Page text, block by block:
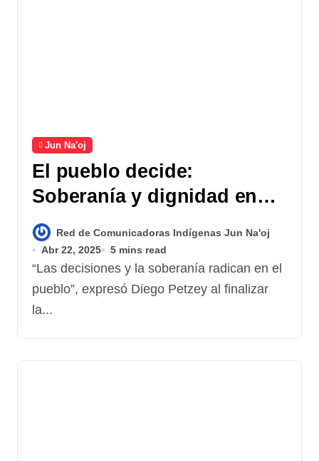
Jun Na'oj
El pueblo decide:
Soberanía y dignidad en
Santiago Atitlán
Red de Comunicadoras Indígenas Jun Na'oj
Abr 22, 2025
5 mins read
“Las decisiones y la soberanía radican en el
pueblo”, expresó Diego Petzey al finalizar
la...